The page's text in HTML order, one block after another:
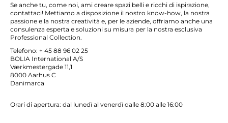
Se anche tu, come noi, ami creare spazi belli e ricchi di ispirazione,
contattaci! Mettiamo a disposizione il nostro know-how, la nostra
passione e la nostra creatività e, per le aziende, offriamo anche una
consulenza esperta e soluzioni su misura per la nostra esclusiva
Professional Collection.
Telefono: + 45 88 96 02 25
BOLIA International A/S
Værkmestergade 11,1
8000 Aarhus C
Danimarca
Orari di apertura: dal lunedì al venerdì dalle 8:00 alle 16:00